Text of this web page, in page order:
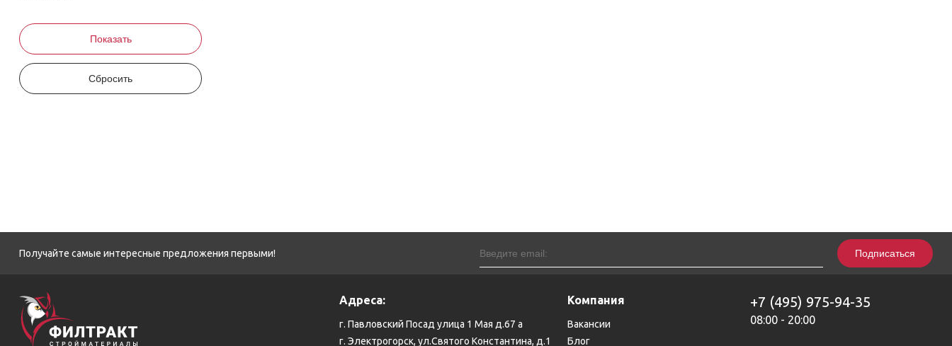
Получайте самые интересные предложения первыми! Подписаться
Адреса:
г. Павловский Посад улица 1 Мая д.67 а
г. Электрогорск, ул.Святого Константина, д.1
Компания
Вакансии
Блог
+7 (495) 975-94-35
08:00 - 20:00